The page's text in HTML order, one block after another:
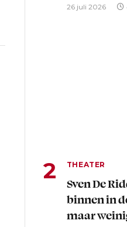
26 juli 2026
THEATER
Sven De
binnen in
maar